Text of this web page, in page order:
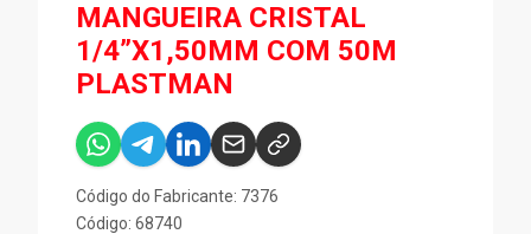
MANGUEIRA CRISTAL
1/4”X1,50MM COM 50M
PLASTMAN
Código do Fabricante: 7376
Código: 68740